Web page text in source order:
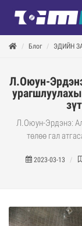
Блог ЭДИЙН
Л.Оюун-
Л.Оюун-Эрдэнэ:
төлөө гал
2023-03-13